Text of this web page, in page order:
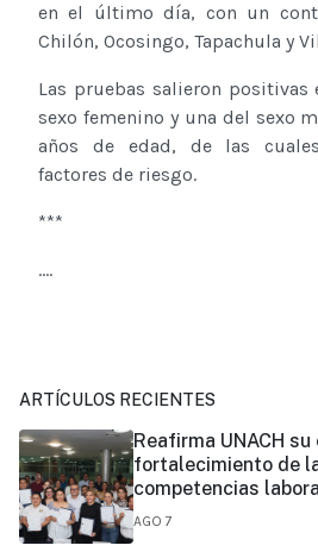
en el último día, con un
Chilón, Ocosingo, Tapachula y
Las pruebas salieron positivas
sexo femenino y una del sexo
años de edad, de las
factores de riesgo.
***
....
ARTÍCULOS RECIENTES
Reafirma UNACH
fortalecimiento de
competencias
AGO 7